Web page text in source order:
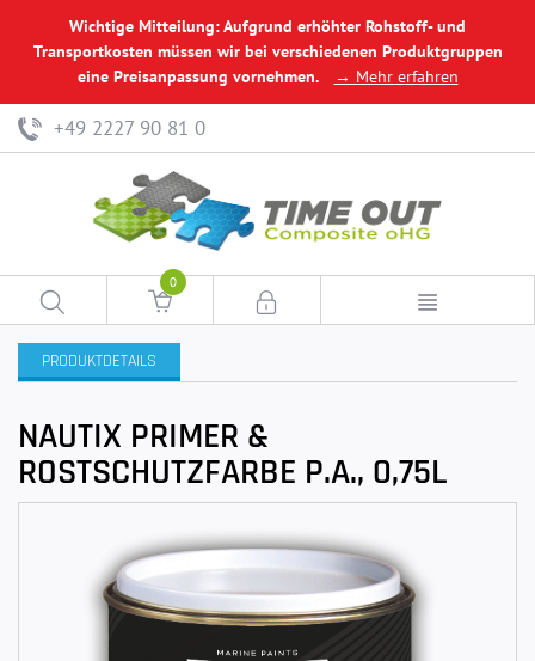
Wichtige Mitteilung: Aufgrund erhöhter Rohstoff- und
Transportkosten müssen wir bei verschiedenen Produktgruppen
eine Preisanpassung vornehmen.
→ Mehr erfahren
+49 2227 90 81 0
0
PRODUKTDETAILS
NAUTIX PRIMER &
ROSTSCHUTZFARBE P.A., 0,75L